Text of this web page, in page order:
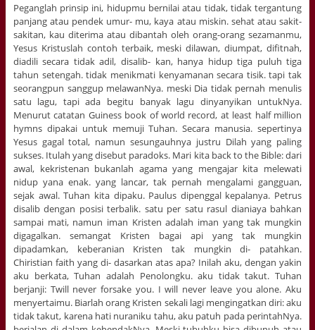
Peganglah prinsip ini, hidupmu bernilai atau tidak, tidak tergantung
panjang atau pendek umur- mu, kaya atau miskin. sehat atau sakit-
sakitan, kau diterima atau dibantah oleh orang-orang sezamanmu,
Yesus Kristuslah contoh terbaik, meski dilawan, diumpat, difitnah,
diadili secara tidak adil, disalib- kan, hanya hidup tiga puluh tiga
tahun setengah. tidak menikmati kenyamanan secara tisik. tapi tak
seorangpun sanggup melawanNya. meski Dia tidak pernah menulis
satu lagu, tapi ada begitu banyak lagu dinyanyikan untukNya.
Menurut catatan Guiness book of world record, at least half million
hymns dipakai untuk memuji Tuhan. Secara manusia. sepertinya
Yesus gagal total, namun sesungauhnya justru Dilah yang paling
sukses. Itulah yang disebut paradoks. Mari kita back to the Bible: dari
awal, kekristenan bukanlah agama yang mengajar kita melewati
nidup yana enak. yang lancar, tak pernah mengalami gangguan,
sejak awal. Tuhan kita dipaku. Paulus dipenggal kepalanya. Petrus
disalib dengan posisi terbalik. satu per satu rasul dianiaya bahkan
sampai mati, namun iman Kristen adalah iman yang tak mungkin
digagalkan. semangat Kristen bagai api yang tak mungkin
dipadamkan, keberanian Kristen tak mungkin di- patahkan.
Chiristian faith yang di- dasarkan atas apa? Inilah aku, dengan yakin
aku berkata, Tuhan adalah Penolongku. aku tidak takut. Tuhan
berjanji: Twill never forsake you. I will never leave you alone. Aku
menyertaimu. Biarlah orang Kristen sekali lagi mengingatkan diri: aku
tidak takut, karena hati nuraniku tahu, aku patuh pada perintahNya.